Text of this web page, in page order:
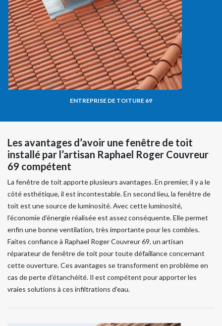
ENTREPRISE DE TOITURE 69
Les avantages d’avoir une fenêtre de toit
installé par l’artisan Raphael Roger Couvreur
69 compétent
La fenêtre de toit apporte plusieurs avantages. En premier, il y a le
côté esthétique, il est incontestable. En second lieu, la fenêtre de
toit est une source de luminosité. Avec cette luminosité,
l’économie d’énergie réalisée est assez conséquente. Elle permet
enfin une bonne ventilation, très importante pour les combles.
Faites confiance à Raphael Roger Couvreur 69, un artisan
réparateur de fenêtre de toit pour toute défaillance concernant
cette ouverture. Ces avantages se transforment en problème en
cas de perte d’étanchéité. Il est compétent pour apporter les
vraies solutions à ces infiltrations d’eau.